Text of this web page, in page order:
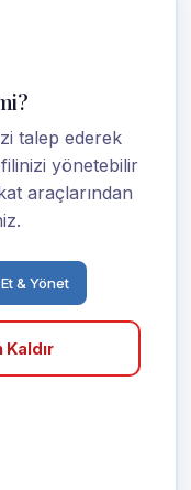
talep ederek
yönetebilir
araçlarından
& Yönet
Kaldır